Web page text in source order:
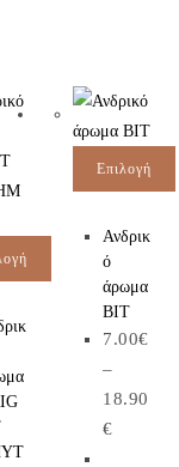
Επιλογή
Ανδρικ
ό
άρωμα
BIT
7.00€
–
18.90
€